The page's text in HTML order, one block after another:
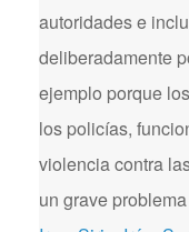
autoridades e
deliberadamente
ejemplo porque
los policías,
violencia contra
un grave